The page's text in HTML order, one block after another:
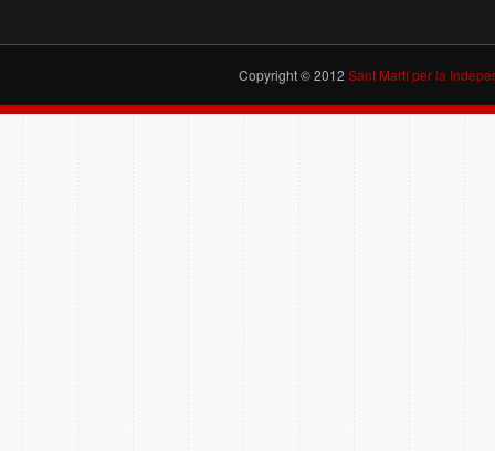
Copyright © 2012 Sant Martí per la